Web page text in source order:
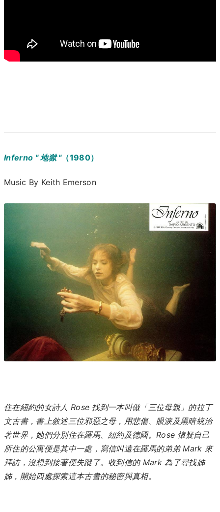
Inferno " 地獄 "（1980）
Music By Keith Emerson
住在紐約的女詩人 Rose 找到一本叫做「三位母親」的拉丁
文古書，書上敘述三位邪惡之母，用悲傷、眼淚及黑暗統治
著世界，她們分別住在羅馬、紐約及德國。Rose 懷疑自己
所住的公寓便是其中一處，寫信叫遠在羅馬的弟弟 Mark 來
拜訪，沒想到接著便失蹤了。收到信的 Mark 為了尋找姊
姊，開始四處探索這本古書的秘密與真相。